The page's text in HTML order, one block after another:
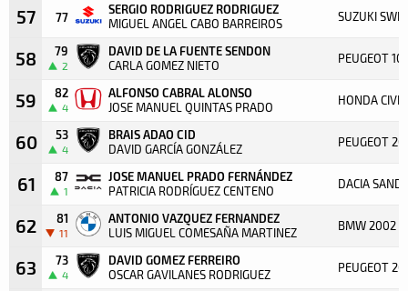
57 77
SERGIO RODRIGUEZ RODRIGUEZ
MIGUEL ANGEL CABO BARREIROS SUZUKI
58 79
2
DAVID DE LA FUENTE SENDON
CARLA GOMEZ NIETO PEUGEOT
59 82
4
ALFONSO CABRAL ALONSO
JOSE MANUEL QUINTAS PRADO HONDA
60 53
4
BRAIS ADAO CID
DAVID GARCÍA GONZÁLEZ PEUGEOT
61 87
1
JOSE MANUEL PRADO FERNÁNDEZ
PATRICIA RODRÍGUEZ CENTENO DACIA
62 81
11
ANTONIO VAZQUEZ FERNANDEZ
LUIS MIGUEL COMESAÑA MARTINEZ BMW 2002
63 73
4
DAVID GOMEZ FERREIRO
OSCAR GAVILANES RODRIGUEZ PEUGEOT